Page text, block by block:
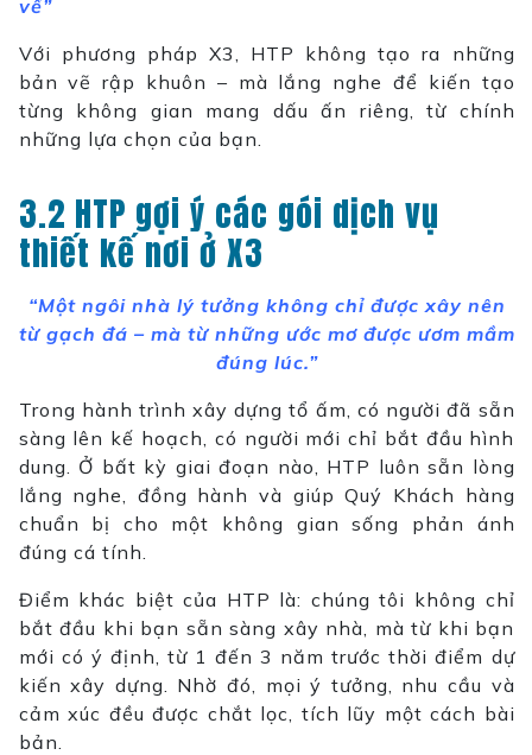
về”
Với phương pháp X3, HTP không tạo ra những
bản vẽ rập khuôn – mà lắng nghe để kiến tạo
từng không gian mang dấu ấn riêng, từ chính
những lựa chọn của bạn.
3.2 HTP gợi ý các gói dịch vụ
thiết kế nơi ở X3
“Một ngôi nhà lý tưởng không chỉ được xây nên
từ gạch đá – mà từ những ước mơ được ươm mầm
đúng lúc.”
Trong hành trình xây dựng tổ ấm, có người đã sẵn
sàng lên kế hoạch, có người mới chỉ bắt đầu hình
dung. Ở bất kỳ giai đoạn nào, HTP luôn sẵn lòng
lắng nghe, đồng hành và giúp Quý Khách hàng
chuẩn bị cho một không gian sống phản ánh
đúng cá tính.
Điểm khác biệt của HTP là: chúng tôi không chỉ
bắt đầu khi bạn sẵn sàng xây nhà, mà từ khi bạn
mới có ý định, từ 1 đến 3 năm trước thời điểm dự
kiến xây dựng. Nhờ đó, mọi ý tưởng, nhu cầu và
cảm xúc đều được chắt lọc, tích lũy một cách bài
bản.